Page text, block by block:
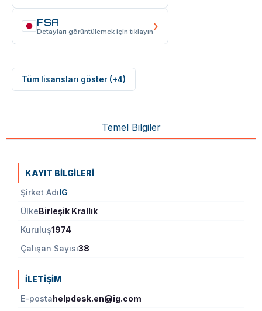
FSA
Detayları görüntülemek için tıklayın›
Tüm lisansları göster (+4)
Temel Bilgiler
KAYIT BILGILERI
Şirket AdıIG
ÜlkeBirleşik Krallık
Kuruluş1974
Çalışan Sayısı38
İLETIŞIM
E-postahelpdesk.en@ig.com